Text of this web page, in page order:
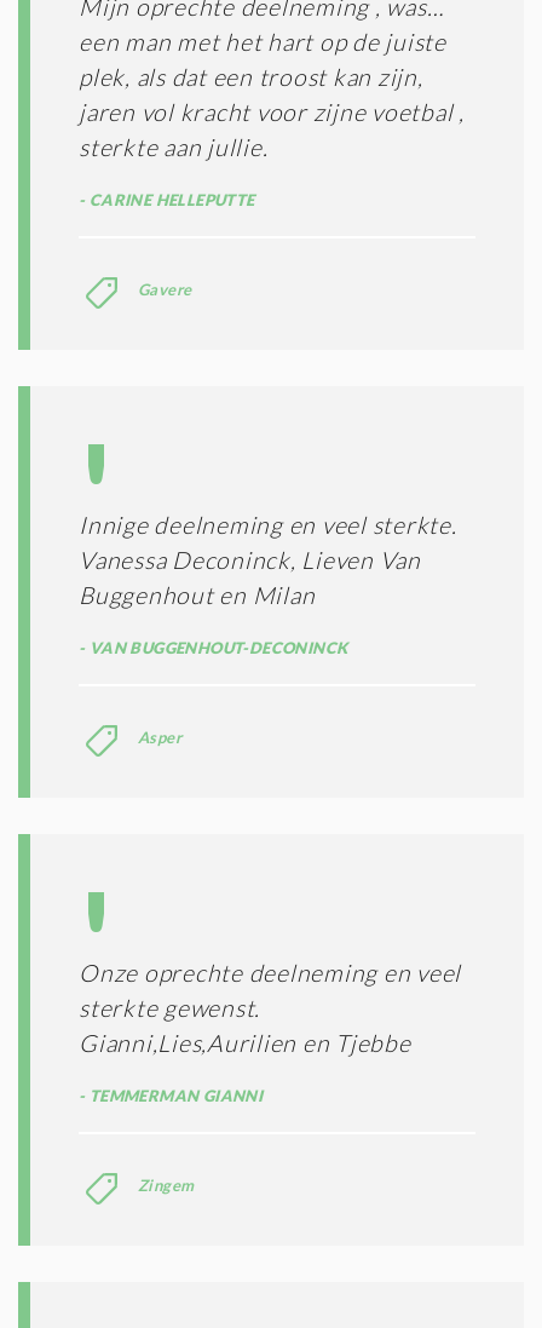
Mijn oprechte deelneming , was…
een man met het hart op de juiste
plek, als dat een troost kan zijn,
jaren vol kracht voor zijne voetbal ,
sterkte aan jullie.
CARINE HELLEPUTTE
Gavere
Innige deelneming en veel sterkte.
Vanessa Deconinck, Lieven Van
Buggenhout en Milan
VAN BUGGENHOUT-DECONINCK
Asper
Onze oprechte deelneming en veel
sterkte gewenst.
Gianni,Lies,Aurilien en Tjebbe
TEMMERMAN GIANNI
Zingem